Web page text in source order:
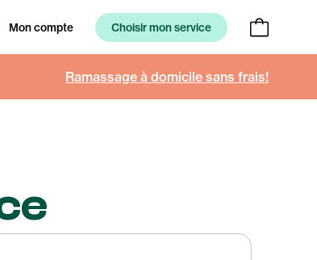
Mon compte Choisir mon service
Ramassage à domicile sans frais!